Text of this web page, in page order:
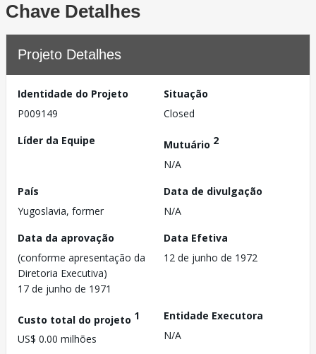
Chave Detalhes
Projeto Detalhes
Identidade do Projeto
P009149
Situação
Closed
Líder da Equipe
Mutuário 2
N/A
País
Yugoslavia, former
Data de divulgação
N/A
Data da aprovação
(conforme apresentação da
Diretoria Executiva)
17 de junho de 1971
Data Efetiva
12 de junho de 1972
Custo total do projeto 1
US$ 0.00 milhões
Entidade Executora
N/A